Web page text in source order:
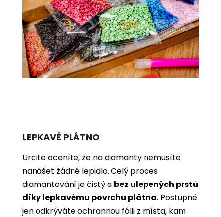
LEPKAVÉ PLÁTNO
Určitě oceníte, že na diamanty nemusíte
nanášet žádné lepidlo. Celý proces
diamantování je čistý a bez ulepených prstů
díky lepkavému povrchu plátna. Postupně
jen odkrýváte ochrannou fólii z místa, kam